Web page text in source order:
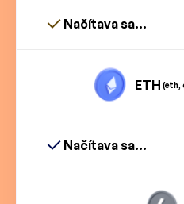
Načítava sa...
ETH (eth,
Načítava sa...